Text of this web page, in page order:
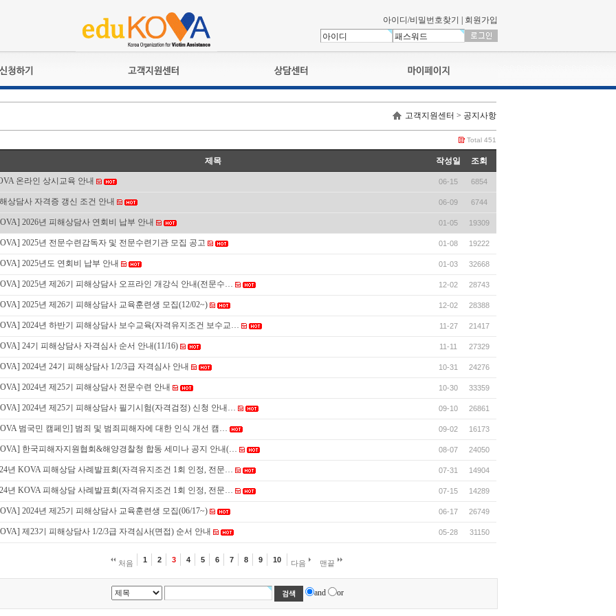
아이디/비밀번호찾기 회원가입
교육훈련
자격심사
자격복원
공지사항
규정ㆍ양식
상담접수
나의신청내역
교육영상강의실
회원정보
나의 신청비
나의활동내역
나의 연회비
고객지원센터 > 공지사항
Total 451
제목 작성일 조회
온라인 상시교육 안내 06-15 6854
상담사 자격증 갱신 조건 안내 06-09 6744
2026년 피해상담사 연회비 납부 안내 01-05 19309
2025년 전문수련감독자 및 전문수련기관 모집 공고 01-08 19222
2025년도 연회비 납부 안내 01-03 32668
2025년 제26기 피해상담사 오프라인 개강식 안내(전문수… 12-02 28743
2025년 제26기 피해상담사 교육훈련생 모집(12/02~) 12-02 28388
2024년 하반기 피해상담사 보수교육(자격유지조건 보수교… 11-27 21417
24기 피해상담사 자격심사 순서 안내(11/16) 11-11 27329
2024년 24기 피해상담사 1/2/3급 자격심사 안내 10-31 24276
2024년 제25기 피해상담사 전문수련 안내 10-30 33359
2024년 제25기 피해상담사 필기시험(자격검정) 신청 안내… 09-10 26861
범국민 캠페인] 범죄 및 범죄피해자에 대한 인식 개선 캠… 09-02 16173
한국피해자지원협회&해양경찰청 합동 세미나 공지 안내(… 08-07 24050
년 KOVA 피해상담 사례발표회(자격유지조건 1회 인정, 전문… 07-31 14904
년 KOVA 피해상담 사례발표회(자격유지조건 1회 인정, 전문… 07-15 14289
2024년 제25기 피해상담사 교육훈련생 모집(06/17~) 06-17 26749
제23기 피해상담사 1/2/3급 자격심사(면접) 순서 안내 05-28 31150
처음 1 2 3 4 5 6 7 8 9 10 다음 맨끝
and or